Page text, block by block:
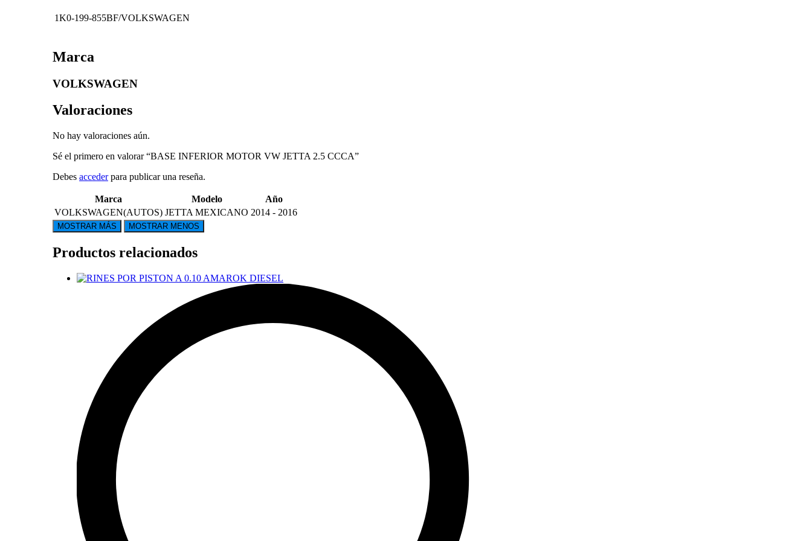
1K0-199-855BF/VOLKSWAGEN
Marca
VOLKSWAGEN
Valoraciones
No hay valoraciones aún.
Sé el primero en valorar “BASE INFERIOR MOTOR VW JETTA 2.5 CCCA”
Debes accederpara publicar una reseña.
Marca Modelo
Año
VOLKSWAGEN(AUTOS) JETTA MEXICANO 2014 - 2016
Productos relacionados